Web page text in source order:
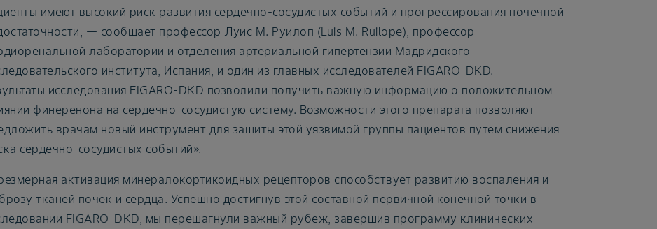
имеют высокий риск развития сердечно-сосудистых событий и прогрессирования почечной
— сообщает профессор Луис М. Руилоп (Luis M. Ruilope), профессор
лаборатории и отделения артериальной гипертензии Мадридского
института, Испания, и один из главных исследователей FIGARO-DKD. —
исследования FIGARO-DKD позволили получить важную информацию о положительном
финеренона на сердечно-сосудистую систему. Возможности этого препарата позволяют
врачам новый инструмент для защиты этой уязвимой группы пациентов путем снижения
сердечно-сосудистых событий».
активация минералокортикоидных рецепторов способствует развитию воспаления и
тканей почек и сердца. Успешно достигнув этой составной первичной конечной точки в
FIGARO-DKD, мы перешагнули важный рубеж, завершив программу клинических